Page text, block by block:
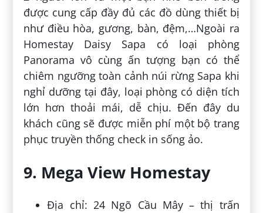
được cung cấp đầy đủ các đồ dùng thiết bị
như điều hòa, gương, bàn, đệm,…Ngoài ra
Homestay Daisy Sapa có loại phòng
Panorama vô cùng ấn tượng bạn có thể
chiêm ngưỡng toàn cảnh núi rừng Sapa khi
nghỉ dưỡng tại đây, loại phòng có diện tích
lớn hơn thoải mái, dễ chịu. Đến đây du
khách cũng sẽ được miễn phí một bộ trang
phục truyền thống check in sống ảo.
9. Mega View Homestay
Địa chỉ: 24 Ngõ Cầu Mây – thị trấn